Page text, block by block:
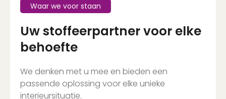
Waar we voor staan
Uw stoffeerpartner voor elke
behoefte
We denken met u mee en bieden een
passende oplossing voor elke unieke
interieursituatie.